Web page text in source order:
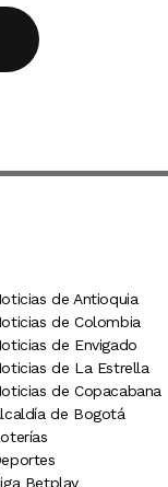
de Antioquia
de Colombia
de Envigado
de La Estrella
de Copacabana
de Bogotá
Betplay